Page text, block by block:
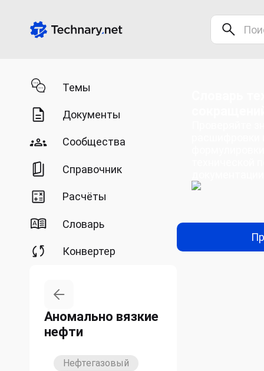
Темы
Документы
Сообщества
Справочник
Расчёты
Словарь
Конвертер
Аномально вязкие
нефти
Нефтегазовый